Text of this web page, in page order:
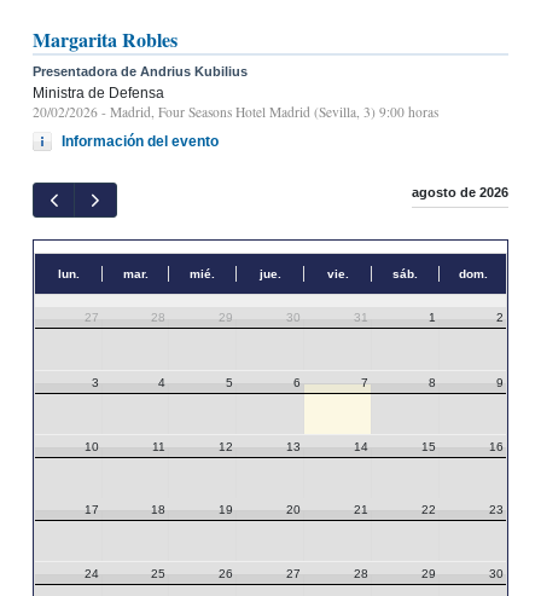
Margarita Robles
Presentadora de Andrius Kubilius
Ministra de Defensa
20/02/2026 - Madrid, Four Seasons Hotel Madrid (Sevilla, 3) 9:00 horas
Información del evento
agosto de 2026
lun. mar. mié. jue. vie. sáb. dom.
27 28 29 30 31 1 2
3 4 5 6 7 8 9
10 11 12 13 14 15 16
17 18 19 20 21 22 23
24 25 26 27 28 29 30